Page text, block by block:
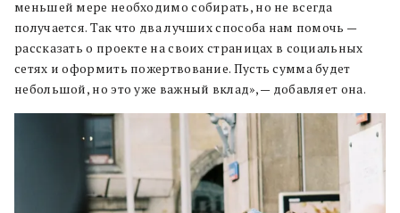
меньшей мере необходимо собирать, но не всегда
получается. Так что два лучших способа нам помочь —
рассказать о проекте на своих страницах в социальных
сетях и оформить пожертвование. Пусть сумма будет
небольшой, но это уже важный вклад», — добавляет она.